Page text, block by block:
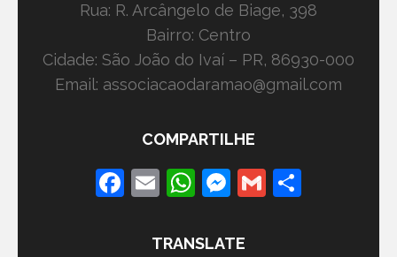
Rua: R. Arcângelo de Biage, 398
Bairro: Centro
Cidade: São João do Ivaí – PR, 86930-000
Email: associacaodaramao@gmail.com
COMPARTILHE
Facebook
EmailWhatsApp
Messenger
Gmail
TRANSLATE